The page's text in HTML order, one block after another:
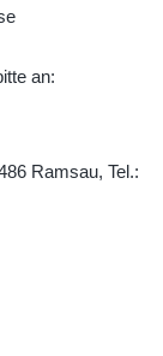
an:
Ramsau, Tel.: